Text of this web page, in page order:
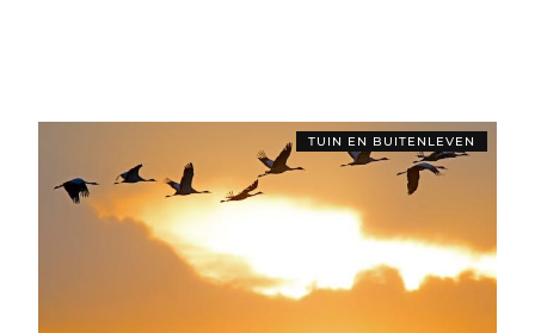
TUIN EN BUITENLEVEN